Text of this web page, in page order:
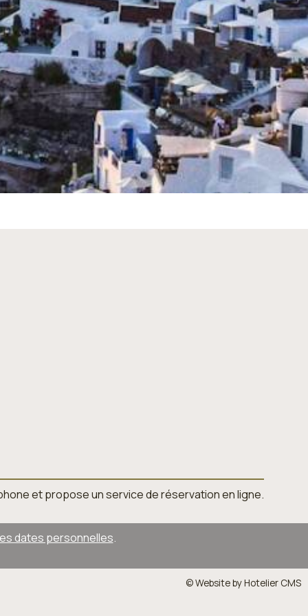
et propose un service de réservation en ligne.
dates personnelles.
© Website by Hotelier CMS